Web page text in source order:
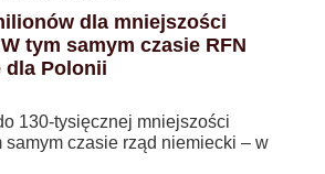
dla mniejszości
tym samym czasie RFN
dla Polonii
130-tysięcznej mniejszości
czasie rząd niemiecki – w